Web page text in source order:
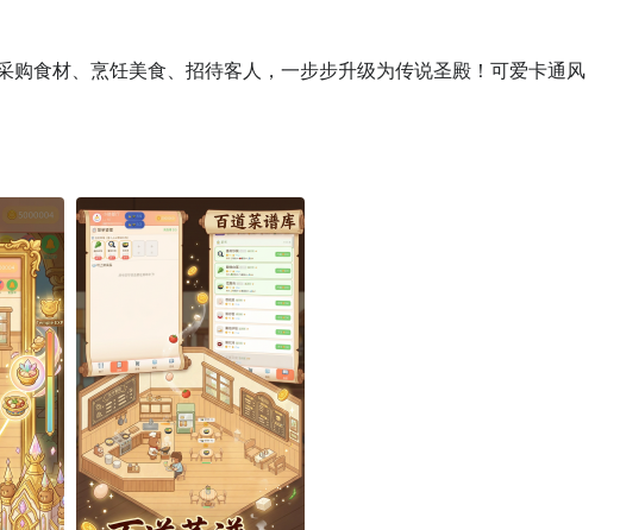
购食材、烹饪美食、招待客人，一步步升级为传说圣殿！可爱卡通风